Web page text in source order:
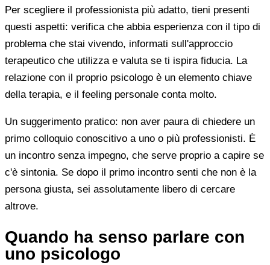
Per scegliere il professionista più adatto, tieni presenti
questi aspetti: verifica che abbia esperienza con il tipo di
problema che stai vivendo, informati sull'approccio
terapeutico che utilizza e valuta se ti ispira fiducia. La
relazione con il proprio psicologo è un elemento chiave
della terapia, e il feeling personale conta molto.
Un suggerimento pratico: non aver paura di chiedere un
primo colloquio conoscitivo a uno o più professionisti. È
un incontro senza impegno, che serve proprio a capire se
c'è sintonia. Se dopo il primo incontro senti che non è la
persona giusta, sei assolutamente libero di cercare
altrove.
Quando ha senso parlare con
uno psicologo